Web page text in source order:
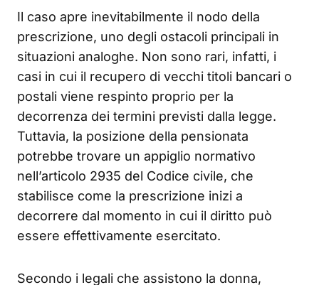
Il caso apre inevitabilmente il nodo della
prescrizione, uno degli ostacoli principali in
situazioni analoghe. Non sono rari, infatti, i
casi in cui il recupero di vecchi titoli bancari o
postali viene respinto proprio per la
decorrenza dei termini previsti dalla legge.
Tuttavia, la posizione della pensionata
potrebbe trovare un appiglio normativo
nell’articolo 2935 del Codice civile, che
stabilisce come la prescrizione inizi a
decorrere dal momento in cui il diritto può
essere effettivamente esercitato.
Secondo i legali che assistono la donna,